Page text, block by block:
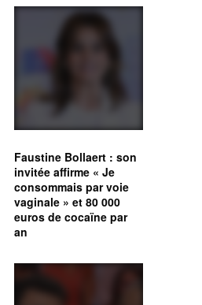
Faustine Bollaert : son
invitée affirme « Je
consommais par voie
vaginale » et 80 000
euros de cocaïne par
an